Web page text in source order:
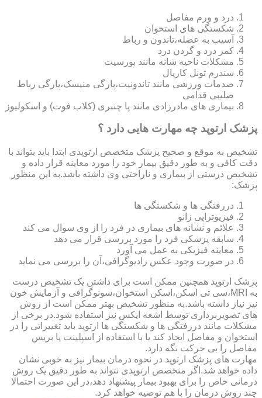
درد و ورم مفاصل
شکستگی های استخوان
آسیب به عضله،تاندون و رباط
کمر درد و گردن درد
مشکلات ناحیه شانه مانند بورسیت
سندرم تونل کارپال
صدمات ورزشی مانند تاندونیت،پارگی منیسک،پارگی رباط
صلیبی قدامی
بیماری های مادرزادی مانند پا چنبری (کلاب فوت) و اسکولیوز
پزشک ارتوپد چه مهارت هایی دارد ؟
تشخیص به موقع و صحیح پزشک متخصص ارتوپدی ابتدا باید بتواند با
دقت کافی و به طور دقیق بیمار خود را مورد معاینه قرار داده و
تشخیص درستی از بیماری و ناراحتی وی داشته باشد.به این منظور
پزشک:
دررفتگی ها و شکستگی ها
فیزیوتراپی زانو
علائم و نشانه های بیماری در فرد را از وی سوال می کند
سابقه پزشکی فرد را مورد بررسی قرار می دهد
معاینه فیزیکی به عمل می آورد
در صورت وجود عکس رادیوگرافی،آن را بررسی می‎ نماید
پزشک ارتوپد همچنین ممکن است برای داشتن یک تشخیص درست
به MRI،سی تی اسکن،اسکن استخوان،سونوگرافی و آزمایش خون
نیز نیاز داشته باشد.به منظور تشخیص بهتر ممکن است از روش
های تصویربرداری توسط اشعه ایکس نیز استفاده شود.در برخی از
مشکلات مانند دررفتگی ها و شکستگی ها ارتوپد باید تغییراتی را در
استخوان و مفاصل ایجاد کند یا با استفاده از اسپلینت یا بریس
مفاصل را بی حرکت نگه دارد.
مهارت های پزشک ارتوپد در نحوه درمان بیمار نیز به خوبی نشان
داده خواهد شد.اگر متخصص ارتوپدی نتواند به طور دقیق یک روش
درمانی خاص را برای بهبود بیمار پیشنهاد دهد،در این صورت احتمالا
چند روش درمان را با هم توصیه خواهد کرد.